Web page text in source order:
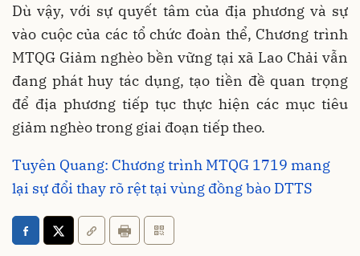
Dù vậy, với sự quyết tâm của địa phương và sự
vào cuộc của các tổ chức đoàn thể, Chương trình
MTQG Giảm nghèo bền vững tại xã Lao Chải vẫn
đang phát huy tác dụng, tạo tiền đề quan trọng
để địa phương tiếp tục thực hiện các mục tiêu
giảm nghèo trong giai đoạn tiếp theo.
Tuyên Quang: Chương trình MTQG 1719 mang
lại sự đổi thay rõ rệt tại vùng đồng bào DTTS